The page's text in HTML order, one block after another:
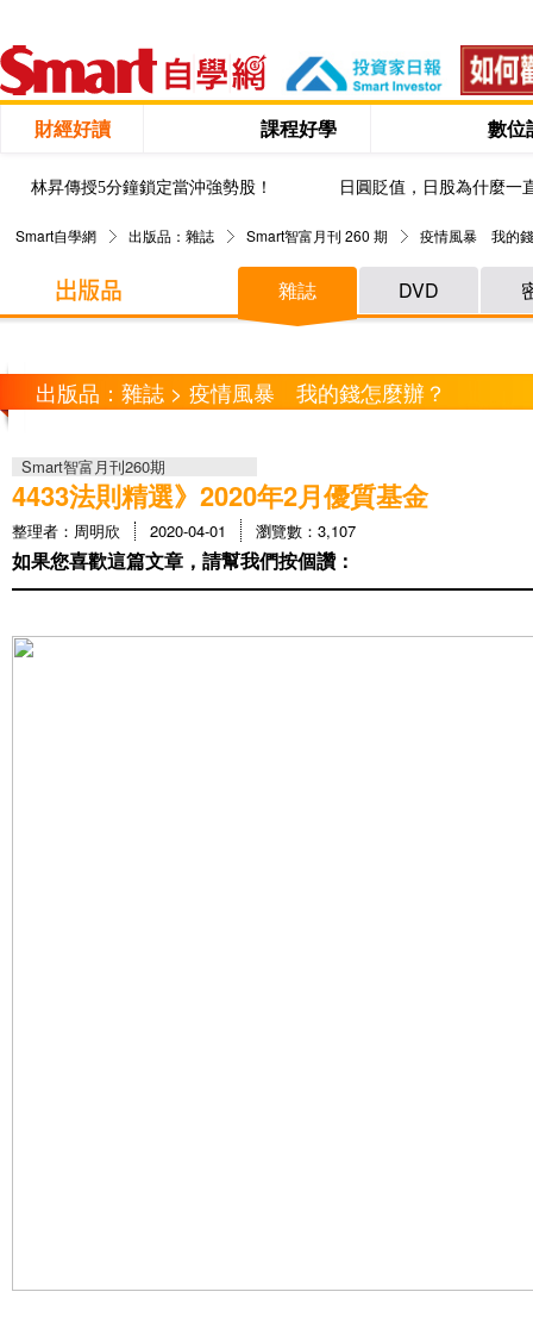
財經好讀 課程好學 數位
林昇傳授5分鐘鎖定當沖強勢股！ 日圓貶值，日股為什麼一
Smart自學網 出版品：雜誌 Smart智富月刊 260 期 疫情風暴 我的
雜誌 DVD
出版品：雜誌 > 疫情風暴 我的錢怎麼辦？
Smart智富月刊260期
4433法則精選》2020年2月優質基金
整理者：周明欣 2020-04-01 瀏覽數：3,107
如果您喜歡這篇文章，請幫我們按個讚：